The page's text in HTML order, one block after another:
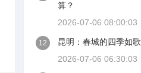
算？
2026-07-06 08:00:03
12
昆明：春城的四季如歌
2026-07-06 06:30:03